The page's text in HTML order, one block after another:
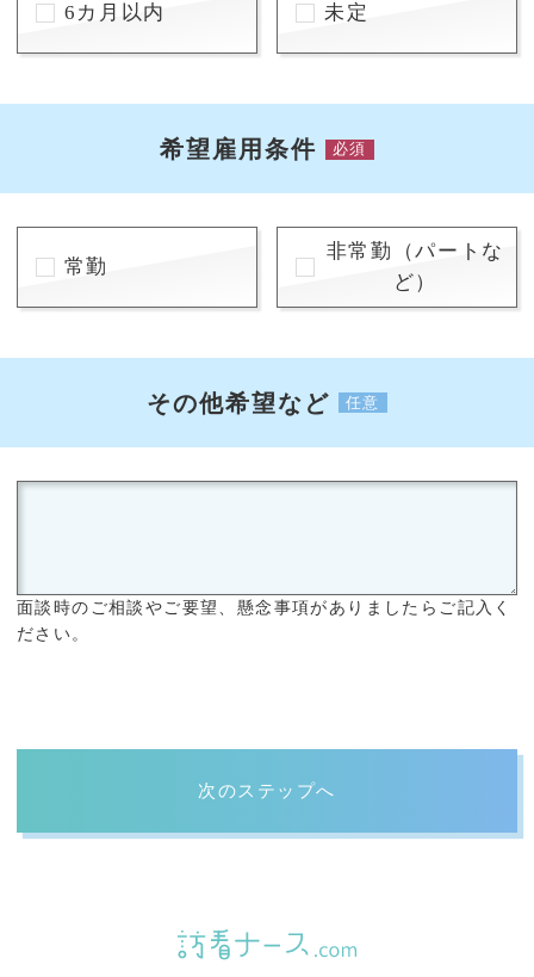
6カ月以内 未定
希望雇用条件 必須
常勤
非常勤（パートな
ど）
その他希望など 任意
面談時のご相談やご要望、懸念事項がありましたらご記入く
ださい。
次のステップへ